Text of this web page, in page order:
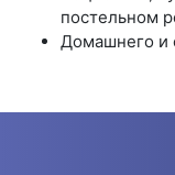
постельном
Домашнего и